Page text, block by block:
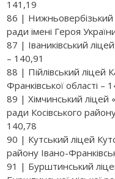
141,19
86 | Нижньовербізький
ради імені Героя
87 | Іваниківський
– 140,91
88 | Пійлівський ліцей
Франківської області –
89 | Хімчинський ліцей
ради Косівського
140,78
90 | Кутський ліцей
району Івано-
91 | Бурштинський